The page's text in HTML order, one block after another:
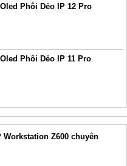
Phôi Dẻo IP 12 Pro
Phôi Dẻo IP 11 Pro
Workstation Z600 chuyên